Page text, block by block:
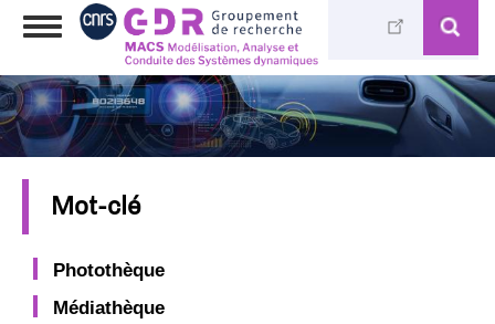
Skip
content
Toggle
Mot-clé
Photothèque
Médiathèque